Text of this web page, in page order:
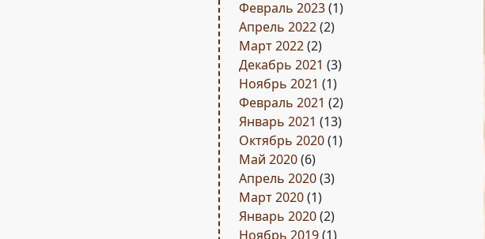
Февраль 2023(1)
Апрель 2022(2)
Март 2022(2)
Декабрь 2021 (3)
Ноябрь 2021 (1)
Февраль 2021 (2)
Январь 2021 (13)
Октябрь 2020(1)
Май 2020(6)
Апрель 2020(3)
Март 2020(1)
Январь 2020(2)
Ноябрь 2019(1)